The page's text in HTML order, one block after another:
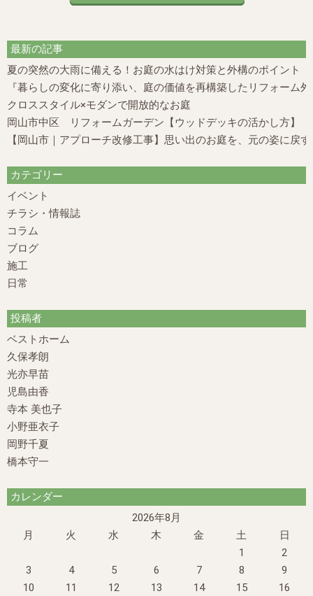
最新の記事
夏の突然の大雨に備える！お庭の水はけ対策と外構のポイント
『暮らしの変化に寄り添い、庭の価値を再構築したリフォーム
クロススタイル×モダンで開放的なお庭
岡山市中区 リフォームガーデン【ウッドデッキの活かし方】
【岡山市｜アプローチ改修工事】思い出のお庭を、元の姿に戻
カテゴリー
イベント
チラシ・情報誌
コラム
ブログ
施工
日常
投稿者
ベストホーム
久保孝朗
光亦早苗
児島由香
寺本 美也子
小野亜衣子
岡野千夏
橋本守一
カレンダー
2026年8月
月
火 水 木 金 土
日
1
2
3
4 5 6 7 8
9
10
11 12 13 14 15 16